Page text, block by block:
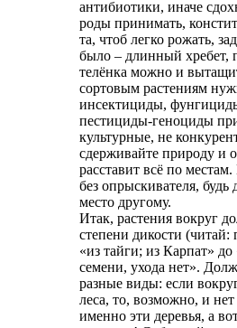
антибиотики, иначе
роды принимать,
та, чтоб легко рожать,
было – длинный хребет,
телёнка можно и
сортовым растениям
инсектициды,
пестициды-геноциды
культурные, не
сдерживайте природу и
расставит всё по
без опрыскивателя, будь
место другому.
Итак, растения вокруг
степени дикости (читай:
«из тайги; из Карпат»
семени, ухода нет».
разные виды: если
леса, то, возможно, и
именно эти деревья, а